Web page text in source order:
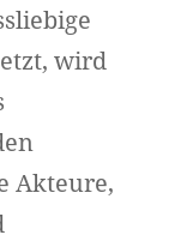
wird
Akteure,